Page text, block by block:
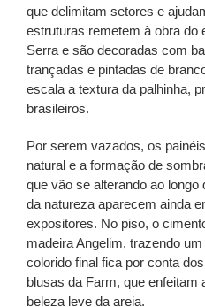
que delimitam setores e
estruturas remetem à obra do
Serra e são decoradas com
trançadas e pintadas de
escala a textura da palhinha,
brasileiros.
Por serem vazados, os
natural e a formação de
que vão se alterando ao longo
da natureza aparecem ainda
expositores. No piso, o
madeira Angelim, trazendo
colorido final fica por conta
blusas da Farm, que
beleza leve da areia.